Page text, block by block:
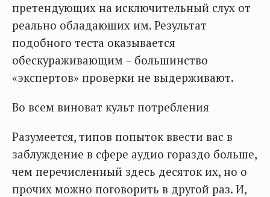
претендующих на исключительный слух от
реально обладающих им. Результат
подобного теста оказывается
обескураживающим – большинство
«экспертов» проверки не выдерживают.
Во всем виноват культ потребления
Разумеется, типов попыток ввести вас в
заблуждение в сфере аудио гораздо больше,
чем перечисленный здесь десяток их, но о
прочих можно поговорить в другой раз. И,